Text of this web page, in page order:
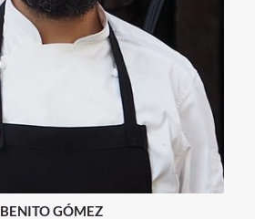
BENITO GÓMEZ